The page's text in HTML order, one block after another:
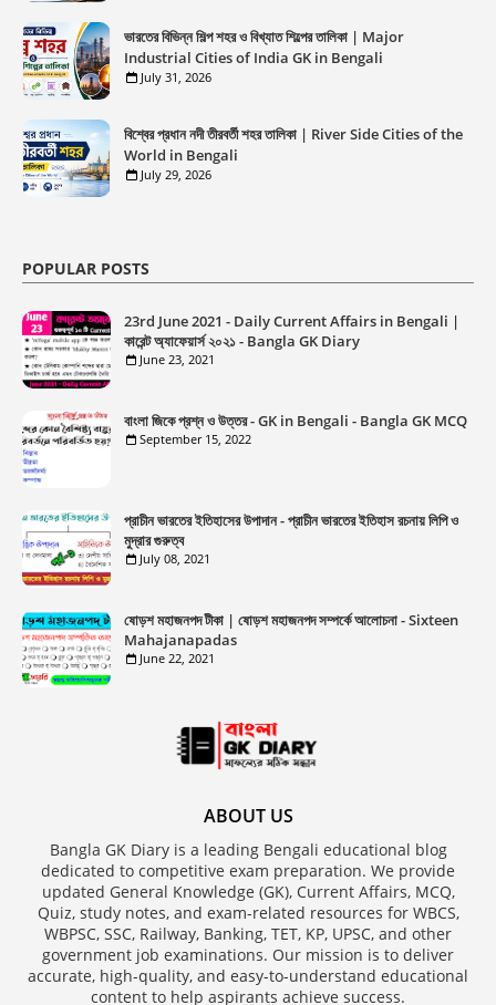
ভারতের বিভিন্ন শিল্প শহর ও বিখ্যাত শিল্পের তালিকা | Major
Industrial Cities of India GK in Bengali
July 31, 2026
বিশ্বের প্রধান নদী তীরবর্তী শহর তালিকা | River Side Cities of the
World in Bengali
July 29, 2026
POPULAR POSTS
23rd June 2021 - Daily Current Affairs in Bengali |
কারেন্ট অ্যাফেয়ার্স ২০২১ - Bangla GK Diary
June 23, 2021
বাংলা জিকে প্রশ্ন ও উত্তর - GK in Bengali - Bangla GK MCQ
September 15, 2022
প্রাচীন ভারতের ইতিহাসের উপাদান - প্রাচীন ভারতের ইতিহাস রচনায় লিপি ও
মুদ্রার গুরুত্ব
July 08, 2021
ষোড়শ মহাজনপদ টীকা | ষোড়শ মহাজনপদ সম্পর্কে আলোচনা - Sixteen
Mahajanapadas
June 22, 2021
ABOUT US
Bangla GK Diary is a leading Bengali educational blog
dedicated to competitive exam preparation. We provide
updated General Knowledge (GK), Current Affairs, MCQ,
Quiz, study notes, and exam-related resources for WBCS,
WBPSC, SSC, Railway, Banking, TET, KP, UPSC, and other
government job examinations. Our mission is to deliver
accurate, high-quality, and easy-to-understand educational
content to help aspirants achieve success.